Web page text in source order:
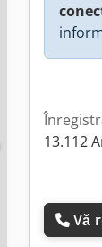
13.112
Vă